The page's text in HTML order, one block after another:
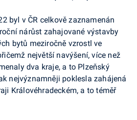
byl v ČR celkově zaznamenán
nárůst zahajované výstavby
bytů meziročně vzrostl ve
největší navýšení, více než
dva kraje, a to Plzeňský
nejvýznamněji poklesla zahájená
Královéhradeckém, a to téměř